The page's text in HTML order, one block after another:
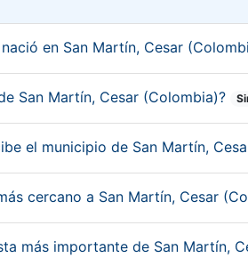
en San Martín, Cesar
San Martín, Cesar (Colombia)?
el municipio de San Martín,
cercano a San Martín, Cesar
más importante de San Martín,